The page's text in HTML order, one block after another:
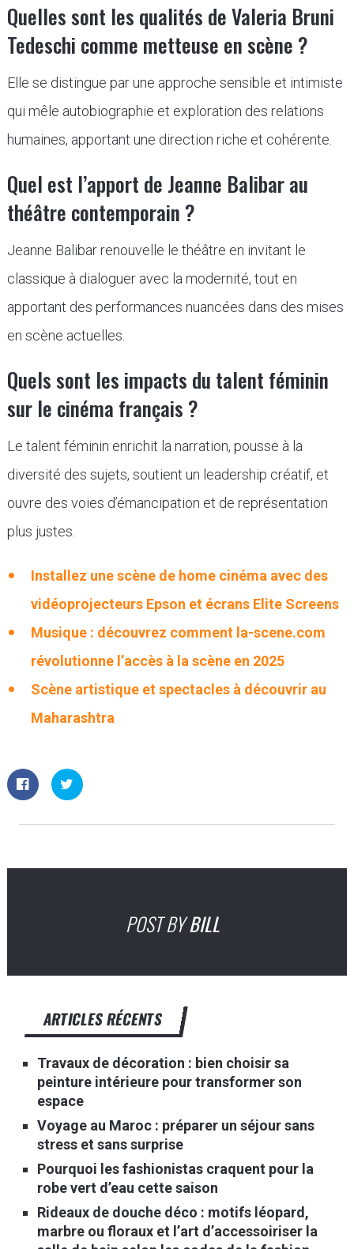
Quelles sont les qualités de Valeria Bruni
Tedeschi comme metteuse en scène ?
Elle se distingue par une approche sensible et intimiste
qui mêle autobiographie et exploration des relations
humaines, apportant une direction riche et cohérente.
Quel est l’apport de Jeanne Balibar au
théâtre contemporain ?
Jeanne Balibar renouvelle le théâtre en invitant le
classique à dialoguer avec la modernité, tout en
apportant des performances nuancées dans des mises
en scène actuelles.
Quels sont les impacts du talent féminin
sur le cinéma français ?
Le talent féminin enrichit la narration, pousse à la
diversité des sujets, soutient un leadership créatif, et
ouvre des voies d’émancipation et de représentation
plus justes.
Installez une scène de home cinéma avec des
vidéoprojecteurs Epson et écrans Elite Screens
Musique : découvrez comment la-scene.com
révolutionne l’accès à la scène en 2025
Scène artistique et spectacles à découvrir au
Maharashtra
POST BYBILL
ARTICLES RÉCENTS
Travaux de décoration : bien choisir sa
peinture intérieure pour transformer son
espace
Voyage au Maroc : préparer un séjour sans
stress et sans surprise
Pourquoi les fashionistas craquent pour la
robe vert d’eau cette saison
Rideaux de douche déco : motifs léopard,
marbre ou floraux et l’art d’accessoiriser la